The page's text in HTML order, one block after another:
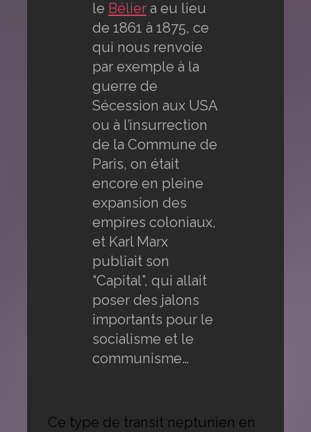
le Béliera eu lieu
de 1861 à 1875, ce
qui nous renvoie
par exemple à la
guerre de
Sécession aux USA
ou à l’insurrection
de la Commune de
Paris, on était
encore en pleine
expansion des
empires coloniaux,
et Karl Marx
publiait son
“Capital”, qui allait
poser des jalons
importants pour le
socialisme et le
communisme…
Ce type de transit neptunien en